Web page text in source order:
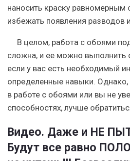
наносить краску равномерным
избежать появления разводов
В целом, работа с обоями
сложна, и ее можно выполнить
если у вас есть необходимый
определенные навыки. Однако,
в работе с обоями или вы не
способностях, лучше
Видео. Даже и НЕ
Будут все равно